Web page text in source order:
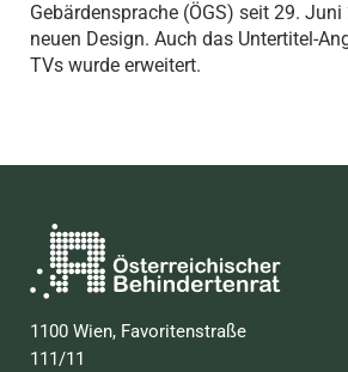
Gebärdensprache (ÖGS) seit 29.
neuen Design. Auch das Untertitel-
TVs wurde erweitert.
1100 Wien, Favoritenstraße
111/11